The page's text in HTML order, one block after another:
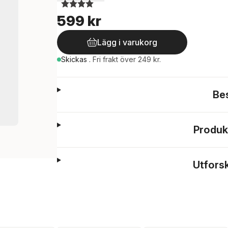
599 kr
Lägg i varukorg
Skickas . Fri frakt över 249 kr.